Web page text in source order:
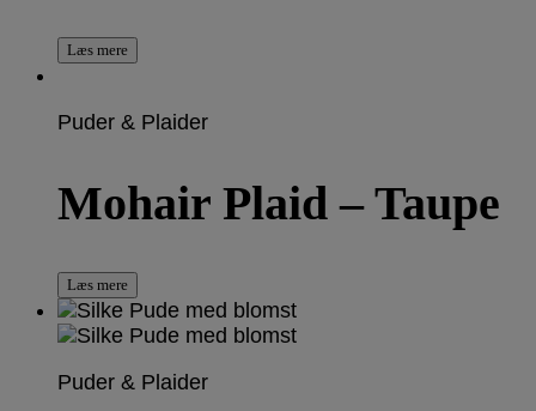
Læs mere
Puder & Plaider
Mohair Plaid – Taupe
Læs mere
Puder & Plaider